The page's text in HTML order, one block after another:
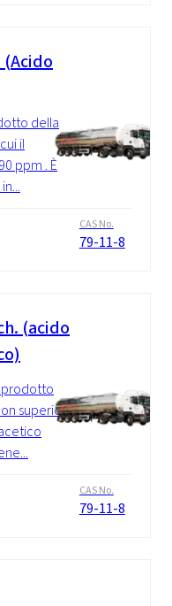
(Acido
della
il
ppm . È
CAS No.
79-11-8
(acido
prodotto
superiori
CAS No.
79-11-8